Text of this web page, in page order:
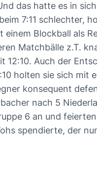
das hatte es in
7:11 schlechter,
Blockball als
Matchbälle z.T.
Auch der
holten sie sich mit
konsequent
nach 5
6 an und
spendierte, der